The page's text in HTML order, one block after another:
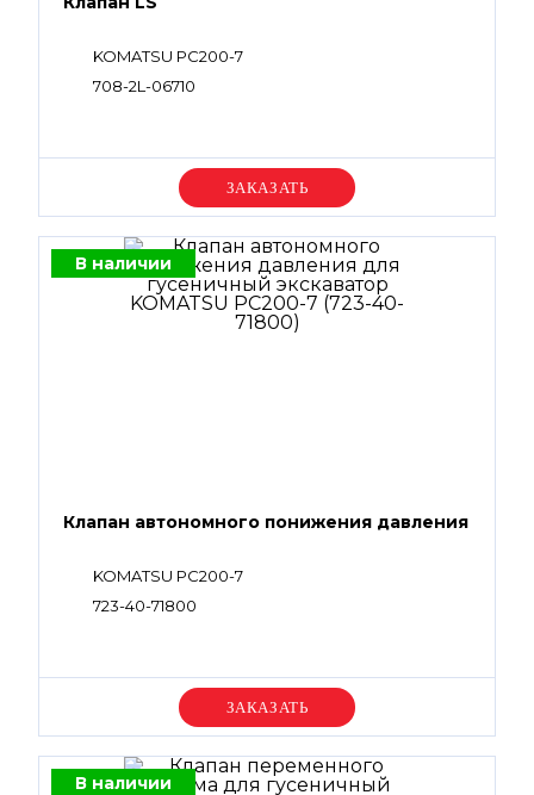
KOMATSU PC200-7
708-2L-06710
Уточняйте цену
В наличии
Клапан автономного понижения давления
KOMATSU PC200-7
723-40-71800
Уточняйте цену
В наличии